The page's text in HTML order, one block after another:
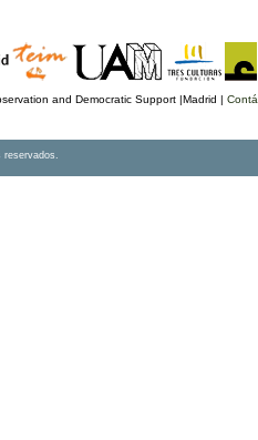
and Democratic Support |Madrid |
reservados.